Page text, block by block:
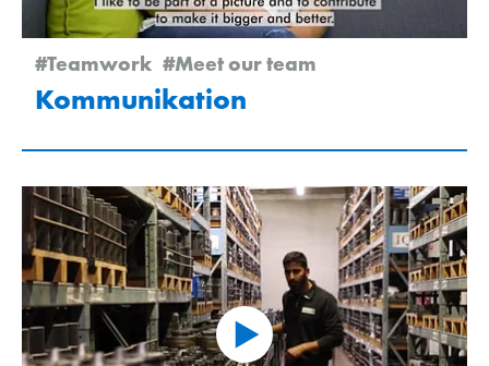
#Teamwork #Meet our team
Kommunikation